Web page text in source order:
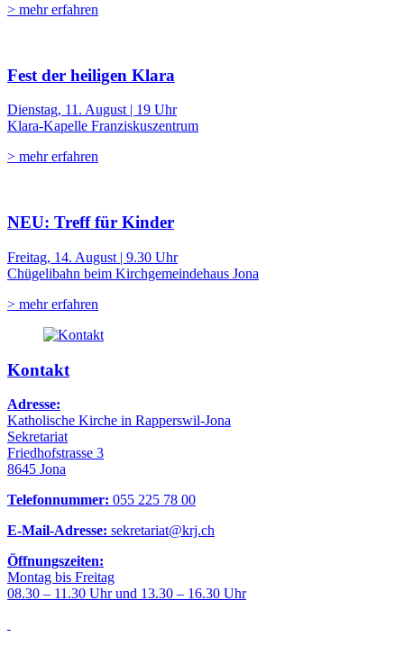
> mehr erfahren
Fest der heiligen Klara
Dienstag, 11. August | 19 Uhr
Klara-Kapelle Franziskuszentrum
> mehr erfahren
NEU: Treff für Kinder
Freitag, 14. August | 9.30 Uhr
Chügelibahn beim Kirchgemeindehaus Jona
> mehr erfahren
Kontakt
Adresse:
Katholische Kirche in Rapperswil-Jona
Sekretariat
Friedhofstrasse 3
8645 Jona
Telefonnummer: 055 225 78 00
E-Mail-Adresse: sekretariat@krj.ch
Öffnungszeiten:
Montag bis Freitag
08.30 – 11.30 Uhr und 13.30 – 16.30 Uhr